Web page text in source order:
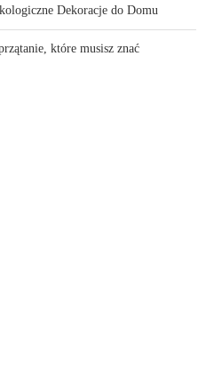
Dekoracje do Domu
które musisz znać